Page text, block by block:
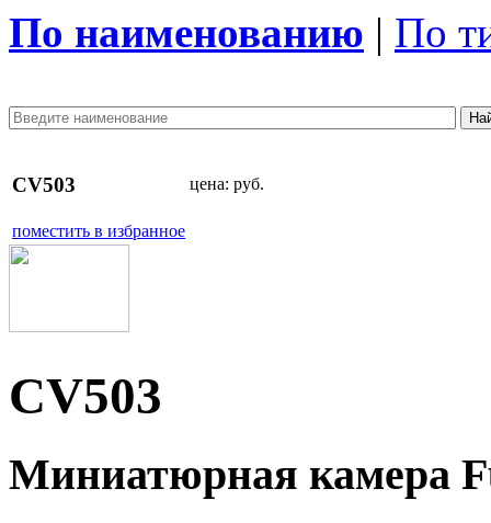
По наименованию | По
CV503 цена: руб.
поместить в избранное
CV503
Миниатюрная камера